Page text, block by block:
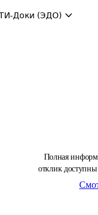
Доки (ЭДО)
Полная
отклик